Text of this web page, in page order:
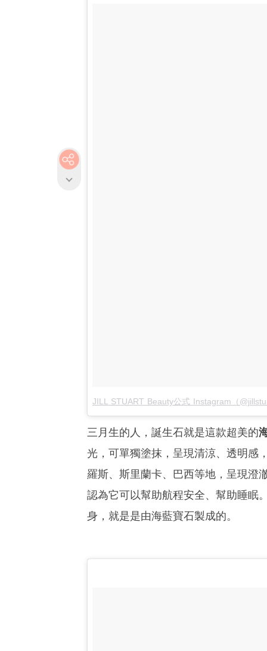
JILL STUART Beauty公式 Instagram（
三月生的人，誕生石就是這款超美的
光，可單獨塗抹，呈現清涼、透明感
羅斯、斯里蘭卡、巴西等地，呈現澄
認為它可以幫助航程安全、幫助睡眠
身，就是是由海藍寶石製成的。